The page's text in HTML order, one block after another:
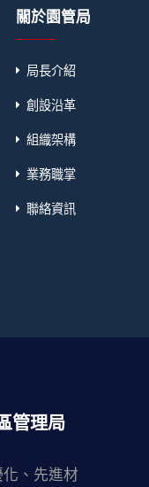
關於園管局
局長介紹
創設沿革
組織架構
業務職掌
聯絡資訊
管理局
、先進材